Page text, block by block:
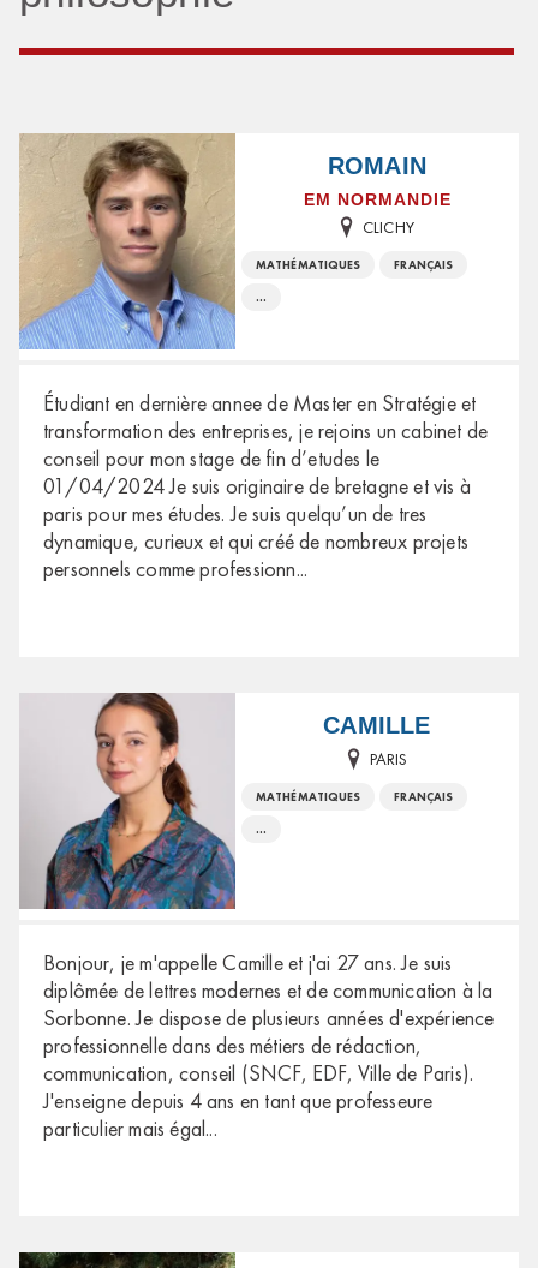
ROMAIN
EM NORMANDIE
CLICHY
MATHÉMATIQUES FRANÇAIS
...
Étudiant en dernière annee de Master en Stratégie et
transformation des entreprises, je rejoins un cabinet de
conseil pour mon stage de fin d’etudes le
01/04/2024 Je suis originaire de bretagne et vis à
paris pour mes études. Je suis quelqu’un de tres
dynamique, curieux et qui créé de nombreux projets
personnels comme professionn...
CAMILLE
PARIS
MATHÉMATIQUES FRANÇAIS
...
Bonjour, je m'appelle Camille et j'ai 27 ans. Je suis
diplômée de lettres modernes et de communication à la
Sorbonne. Je dispose de plusieurs années d'expérience
professionnelle dans des métiers de rédaction,
communication, conseil (SNCF, EDF, Ville de Paris).
J'enseigne depuis 4 ans en tant que professeure
particulier mais égal...